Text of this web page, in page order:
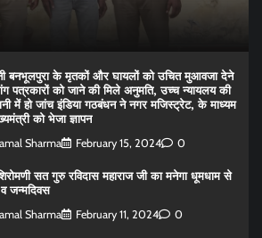
बनभूलपुरा के मृतकों और घायलों को उचित मुआवजा देने
पत्रकारों को जाने की मिले अनुमति, उच्च न्यायलय की
में हो जांच इंडिया गठबंधन ने नगर मजिस्ट्रेट, के माध्यम
को भेजा ज्ञापन
Sharma February 15, 2024 0
सत गुरु रविदास महाराज जी का मनेगा धूमधाम से
जन्मदिवस
Sharma February 11, 2024 0